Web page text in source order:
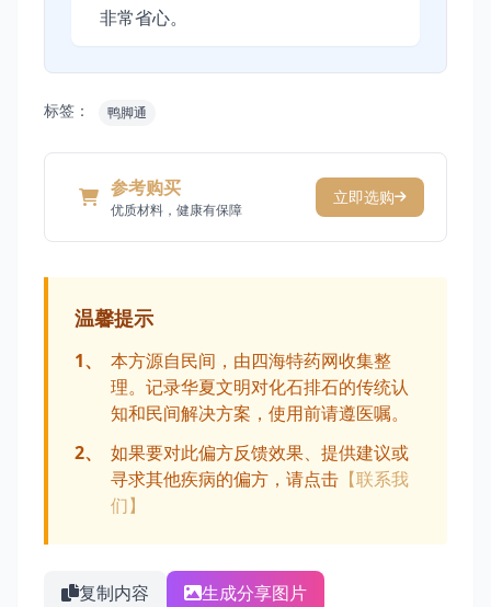
非常省心。
标签： 鸭脚通
参考购买
优质材料，健康有保障
立即选购
温馨提示
1、
本方源自民间，由四海特药网收集整
理。记录华夏文明对化石排石的传统认
知和民间解决方案，使用前请遵医嘱。
2、
如果要对此偏方反馈效果、提供建议或
寻求其他疾病的偏方，请点击 【联系我
们】
复制内容 生成分享图片